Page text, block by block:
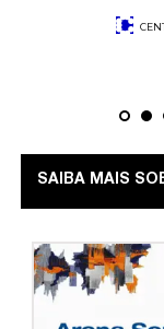
SAIBA MAIS